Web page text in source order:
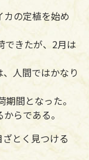
の定植を始め
できたが、2月は
人間ではかなり
間となった。
らである。
ざとく見つける